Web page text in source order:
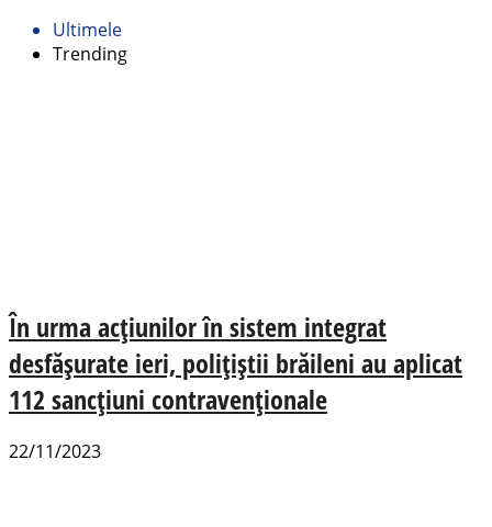
Ultimele
Trending
În urma acțiunilor în sistem integrat
desfășurate ieri, polițiștii brăileni au aplicat
112 sancțiuni contravenționale
22/11/2023